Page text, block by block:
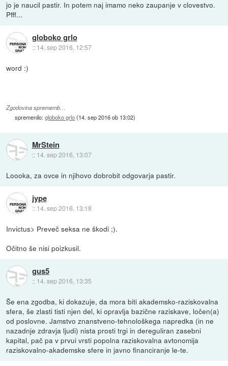
jo je naucil pastir. In potem naj imamo neko zaupanje v clovestvo.
Pfff...
globoko grlo
:: 14. sep 2016, 12:57
word :)
Zgodovina sprememb…
spremenilo:globoko grlo(14. sep 2016 ob 13:02)
MrStein
:: 14. sep 2016, 13:07
Loooka, za ovce in njihovo dobrobit odgovarja pastir.
jype
:: 14. sep 2016, 13:18
Invictus> Preveč seksa ne škodi ;).
Očitno še nisi poizkusil.
gus5
:: 14. sep 2016, 13:35
Še ena zgodba, ki dokazuje, da mora biti akademsko-raziskovalna
sfera, še zlasti tisti njen del, ki opravlja bazične raziskave, ločen(a)
od poslovne. Jamstvo znanstveno-tehnološkega napredka (in ne
nazadnje zdravja ljudi) nista prosti trgi in dereguliran zasebni
kapital, pač pa v prvui vrsti popolna raziskovalna avtonomija
raziskovalno-akademske sfere in javno financiranje le-te.